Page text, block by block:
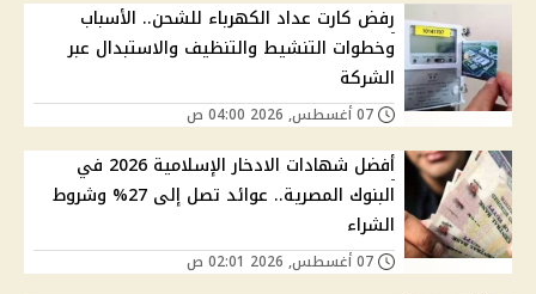
رفض كارت عداد الكهرباء للشحن.. الأسباب
وخطوات التنشيط والتنظيف والاستبدال عبر
الشركة
أفضل شهادات الادخار الإسلامية 2026 في
البنوك المصرية.. عوائد تصل إلى 27% وشروط
الشراء